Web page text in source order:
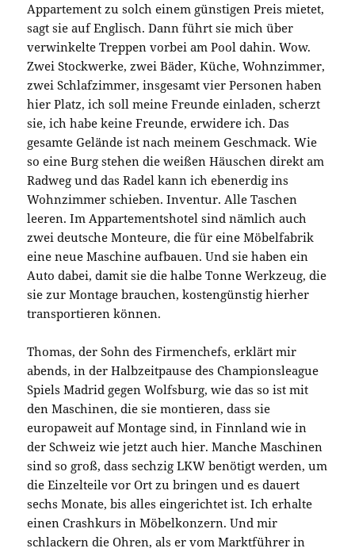
Appartement zu solch einem günstigen Preis mietet,
sagt sie auf Englisch. Dann führt sie mich über
verwinkelte Treppen vorbei am Pool dahin. Wow.
Zwei Stockwerke, zwei Bäder, Küche, Wohnzimmer,
zwei Schlafzimmer, insgesamt vier Personen haben
hier Platz, ich soll meine Freunde einladen, scherzt
sie, ich habe keine Freunde, erwidere ich. Das
gesamte Gelände ist nach meinem Geschmack. Wie
so eine Burg stehen die weißen Häuschen direkt am
Radweg und das Radel kann ich ebenerdig ins
Wohnzimmer schieben. Inventur. Alle Taschen
leeren. Im Appartementshotel sind nämlich auch
zwei deutsche Monteure, die für eine Möbelfabrik
eine neue Maschine aufbauen. Und sie haben ein
Auto dabei, damit sie die halbe Tonne Werkzeug, die
sie zur Montage brauchen, kostengünstig hierher
transportieren können.
Thomas, der Sohn des Firmenchefs, erklärt mir
abends, in der Halbzeitpause des Championsleague
Spiels Madrid gegen Wolfsburg, wie das so ist mit
den Maschinen, die sie montieren, dass sie
europaweit auf Montage sind, in Finnland wie in
der Schweiz wie jetzt auch hier. Manche Maschinen
sind so groß, dass sechzig LKW benötigt werden, um
die Einzelteile vor Ort zu bringen und es dauert
sechs Monate, bis alles eingerichtet ist. Ich erhalte
einen Crashkurs in Möbelkonzern. Und mir
schlackern die Ohren, als er vom Marktführer in